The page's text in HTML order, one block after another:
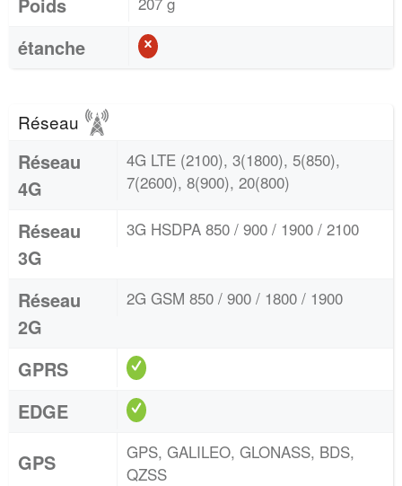
étanche
Réseau
Réseau
4G
4G LTE (2100), 3(1800), 5(850),
7(2600), 8(900), 20(800)
Réseau
3G
3G HSDPA 850 / 900 / 1900 / 2100
Réseau
2G
2G GSM 850 / 900 / 1800 / 1900
GPRS
EDGE
GPS
GPS, GALILEO, GLONASS, BDS,
QZSS